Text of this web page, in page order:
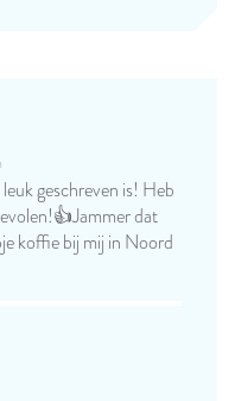
geschreven is! Heb
dat
koffie bij mij in Noord